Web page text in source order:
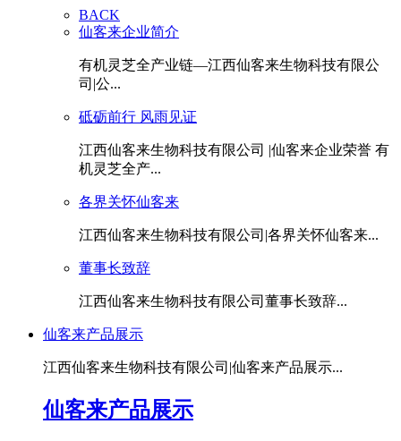
BACK
仙客来企业简介
有机灵芝全产业链—江西仙客来生物科技有限公
司|公...
砥砺前行 风雨见证
江西仙客来生物科技有限公司 |仙客来企业荣誉 有
机灵芝全产...
各界关怀仙客来
江西仙客来生物科技有限公司|各界关怀仙客来...
董事长致辞
江西仙客来生物科技有限公司董事长致辞...
仙客来产品展示
江西仙客来生物科技有限公司|仙客来产品展示...
仙客来产品展示